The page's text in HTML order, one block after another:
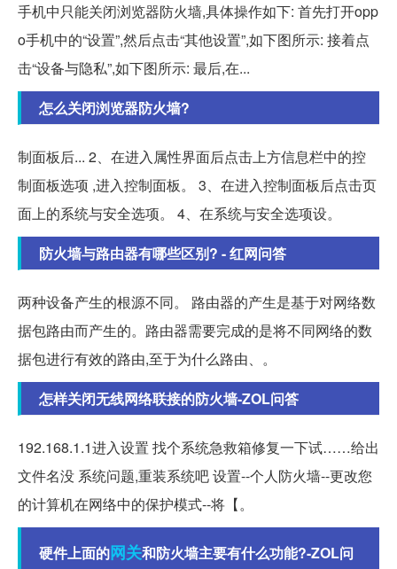
手机中只能关闭浏览器防火墙,具体操作如下: 首先打开opp
o手机中的“设置”,然后点击“其他设置”,如下图所示: 接着点
击“设备与隐私”,如下图所示: 最后,在...
怎么关闭浏览器防火墙?
制面板后... 2、在进入属性界面后点击上方信息栏中的控
制面板选项 ,进入控制面板。 3、在进入控制面板后点击页
面上的系统与安全选项。 4、在系统与安全选项设。
防火墙与路由器有哪些区别? - 红网问答
两种设备产生的根源不同。 路由器的产生是基于对网络数
据包路由而产生的。路由器需要完成的是将不同网络的数
据包进行有效的路由,至于为什么路由、。
怎样关闭无线网络联接的防火墙-ZOL问答
192.168.1.1进入设置 找个系统急救箱修复一下试……给出
文件名没 系统问题,重装系统吧 设置--个人防火墙--更改您
的计算机在网络中的保护模式--将【。
硬件上面的网关和防火墙主要有什么功能?-ZOL问